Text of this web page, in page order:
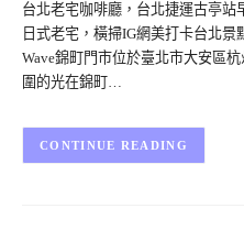
台北老宅咖啡廳，台北捷運古亭站
日式老宅，橫掃IG網美打卡台北景
Wave錦町門市位於臺北市大安區
圍的光在錦町…
CONTINUE READING